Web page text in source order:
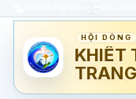
HỘI DÒNG
KHIẾT
TRANG